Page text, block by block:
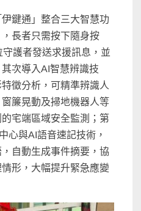
鍵通」整合三大智慧功
長者只需按下隨身按
護者發送求援訊息，並
次導入AI智慧辨識技
徵分析，可精準辨識人
簾晃動及掃地機器人等
宅端區域安全監測；第
心與AI語音速記技術，
自動生成事件摘要，協
形，大幅提升緊急應變